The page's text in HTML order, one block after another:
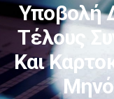
Υποβολή
Τέλους
Και